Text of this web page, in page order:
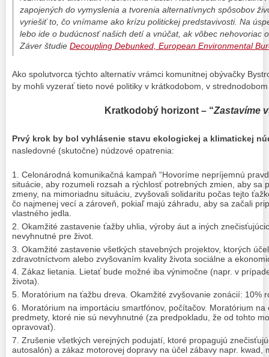
zapojených do vymyslenia a tvorenia alternatívnych spôsobov
vyriešiť to, čo vnímame ako krízu politickej predstavivosti. Na
lebo ide o budúcnosť našich detí a vnúčat, ak vôbec nehovoriac
Záver študie Decoupling Debunked, European Environmental
Ako spolutvorca týchto alternatív vrámci komunitnej obývačky
by mohli vyzerať tieto nové politiky v krátkodobom, v
Kratkodobý horizont – “Zastavíme
Prvý krok by bol vyhlásenie stavu ekologickej a klimatickej
nasledovné (skutočne) núdzové opatrenia:
Celonárodná komunikačná kampaň “Hovoríme nepríjemnú
situácie, aby rozumeli rozsah a rýchlosť potrebných zmien, aby sa
zmeny, na mimoriadnu situáciu, zvyšovali solidaritu počas tejto
čo najmenej vecí a zároveň, pokiaľ majú záhradu, aby sa začali
vlastného jedla.
Okamžité zastavenie ťažby uhlia, výroby áut a iných
nevyhnutné pre život.
Okamžité zastavenie všetkých stavebných projektov, ktorých
zdravotníctvom alebo zvyšovaním kvality života sociálne a
Zákaz lietania. Lietať bude možné iba výnimočne (napr. v
života).
Moratórium na ťažbu dreva. Okamžité zvyšovanie zonácií: 10%
Moratórium na importáciu smartfónov, počítačov. Moratórium na
predmety, ktoré nie sú nevyhnutné (za predpokladu, že od tohto
opravovať).
Zrušenie všetkých verejných podujatí, ktoré propagujú
autosalón) a zákaz motorovej dopravy na účel zábavy napr. kwad,